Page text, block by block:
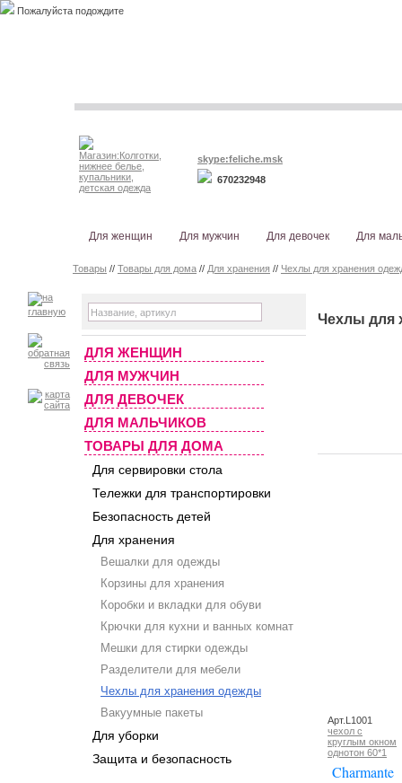
Пожалуйста подождите
skype:feliche.msk
670232948
Для женщин Для мужчин Для девочек Для
Товары // Товары для дома // Для хранения // Чехлы для хранения
ДЛЯ ЖЕНЩИН
ДЛЯ МУЖЧИН
ДЛЯ ДЕВОЧЕК
ДЛЯ МАЛЬЧИКОВ
ТОВАРЫ ДЛЯ ДОМА
Для сервировки стола
Тележки для транспортировки
Безопасность детей
Для хранения
Вешалки для одежды
Корзины для хранения
Коробки и вкладки для обуви
Крючки для кухни и ванных комнат
Мешки для стирки одежды
Разделители для мебели
Чехлы для хранения одежды
Вакуумные пакеты
Для уборки
Защита и безопасность
Чехлы для
Арт.L1001
чехол с
круглым окном
однотон 60*1
Charmante